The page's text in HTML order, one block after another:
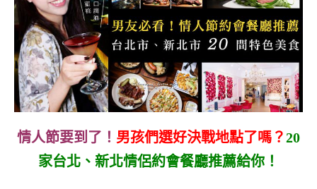
情人節要到了！ 男孩們選好決戰地點了嗎？20
家台北、新北情侶約會餐廳推薦給你！